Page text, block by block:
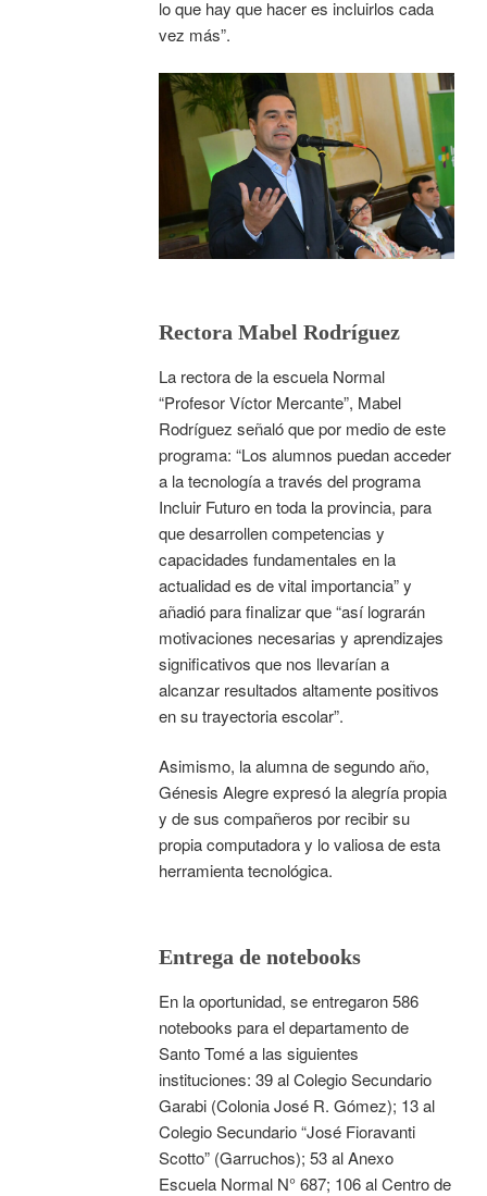
lo que hay que hacer es incluirlos cada
vez más”.
Rectora Mabel Rodríguez
La rectora de la escuela Normal
“Profesor Víctor Mercante”, Mabel
Rodríguez señaló que por medio de este
programa: “Los alumnos puedan acceder
a la tecnología a través del programa
Incluir Futuro en toda la provincia, para
que desarrollen competencias y
capacidades fundamentales en la
actualidad es de vital importancia” y
añadió para finalizar que “así lograrán
motivaciones necesarias y aprendizajes
significativos que nos llevarían a
alcanzar resultados altamente positivos
en su trayectoria escolar”.
Asimismo, la alumna de segundo año,
Génesis Alegre expresó la alegría propia
y de sus compañeros por recibir su
propia computadora y lo valiosa de esta
herramienta tecnológica.
Entrega de notebooks
En la oportunidad, se entregaron 586
notebooks para el departamento de
Santo Tomé a las siguientes
instituciones: 39 al Colegio Secundario
Garabi (Colonia José R. Gómez); 13 al
Colegio Secundario “José Fioravanti
Scotto” (Garruchos); 53 al Anexo
Escuela Normal N° 687; 106 al Centro de